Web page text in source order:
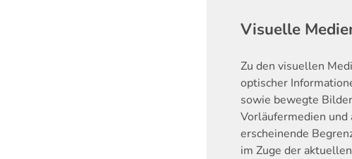
Visuelle
Zu den visuellen
optischer
sowie bewegte
Vorläufermedien und
erscheinende
im Zuge der